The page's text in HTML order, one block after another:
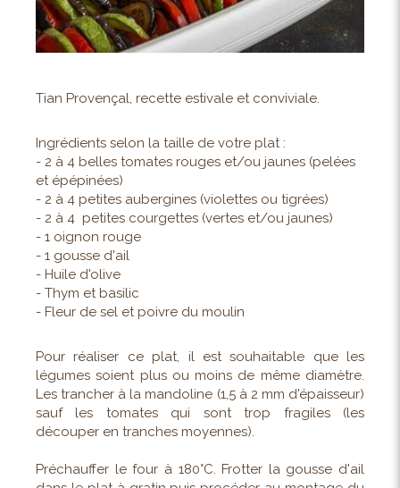
Tian Provençal, recette estivale et conviviale.
Ingrédients selon la taille de votre plat :
- 2 à 4 belles tomates rouges et/ou jaunes (pelées
et épépinées)
- 2 à 4 petites aubergines (violettes ou tigrées)
- 2 à 4 petites courgettes (vertes et/ou jaunes)
- 1 oignon rouge
- 1 gousse d'ail
- Huile d'olive
- Thym et basilic
- Fleur de sel et poivre du moulin
Pour réaliser ce plat, il est souhaitable que les
légumes soient plus ou moins de même diamètre.
Les trancher à la mandoline (1,5 à 2 mm d'épaisseur)
sauf les tomates qui sont trop fragiles (les
découper en tranches moyennes).
Préchauffer le four à 180°C. Frotter la gousse d'ail